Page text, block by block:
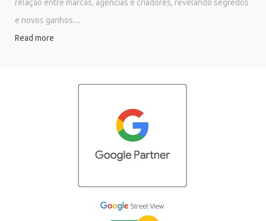
relação entre marcas, agências e criadores, revelando segredos
e novos ganhos....
Read more